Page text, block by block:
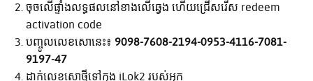
ចុចលើផ្ទាំងលទ្ធផលនៅខាងលើឆ្វេង ហើយជ្រើសរើស redeem
activation code
បញ្ចូលលេខសោនេះ៖ 9098-7608-2194-0953-4116-7081-
9197-47
ដាក់លេខសោថ្មីទៅក្នុង iLok2 របស់អ្នក